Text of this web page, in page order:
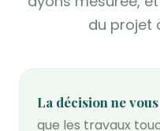
du projet
La décision ne
que les travaux